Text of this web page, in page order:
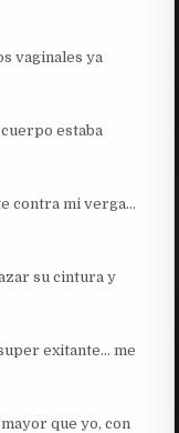
vaginales ya
estaba
contra mi verga…
su cintura y
exitante… me
que yo, con